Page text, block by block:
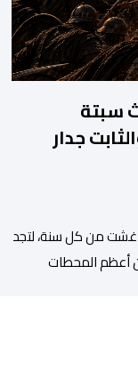
سبتة
جدار
من كل سنة، لتجد
أعظم المحطات